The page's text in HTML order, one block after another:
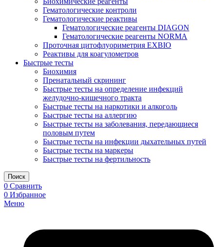
Гематологические контроли
Гематологические реактивы
Гематологические реагенты DIAGON
Гематологические реагенты NORMA
Проточная цитофлуориметрия EXBIO
Реактивы для коагулометров
Быстрые тесты
Биохимия
Пренатальный скрининг
Быстрые тесты на определение инфекций
желудочно-кишечного тракта
Быстрые тесты на наркотики и алкоголь
Быстрые тесты на аллергию
Быстрые тесты на заболевания, передающиеся
половым путем
Быстрые тесты на инфекции дыхательных путей
Быстрые тесты на маркеры
Быстрые тесты на фертильность
Поиск
0 Сравнить
0 Избранное
Меню